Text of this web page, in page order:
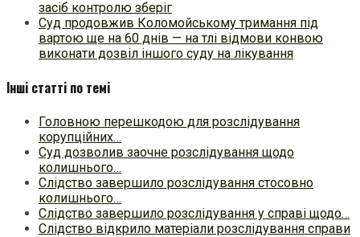
засіб контролю зберіг
Суд продовжив Коломойському тримання під
вартою ще на 60 днів — на тлі відмови конвою
виконати дозвіл іншого суду на лікування
Інші статті по темі
Головною перешкодою для розслідування
корупційних…
Суд дозволив заочне розслідування щодо
колишнього…
Слідство завершило розслідування стосовно
колишнього…
Слідство завершило розслідування у справі щодо…
Слідство відкрило матеріали розслідування справи